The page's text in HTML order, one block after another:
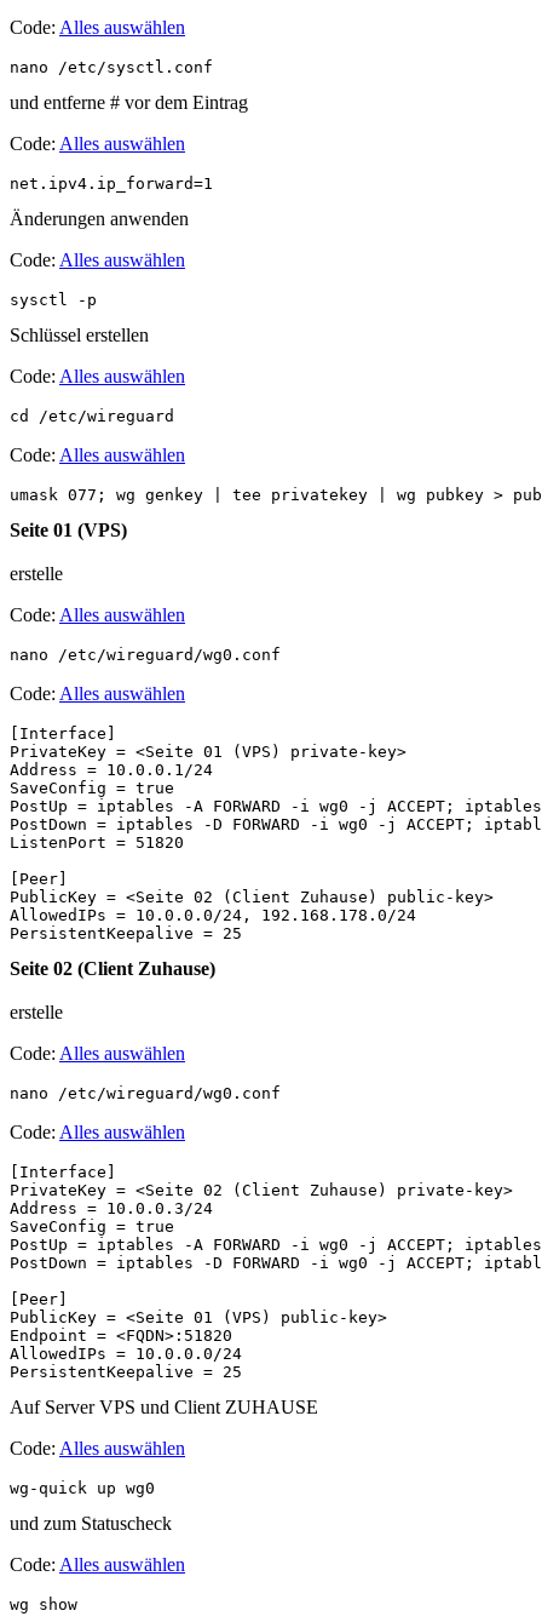
Code: Alles auswählen
nano /etc/sysctl.conf
und entferne # vor dem Eintrag
Code: Alles auswählen
net.ipv4.ip_forward=1
Änderungen anwenden
Code: Alles auswählen
sysctl -p
Schlüssel erstellen
Code: Alles auswählen
cd /etc/wireguard
Code: Alles auswählen
umask 077; wg genkey | tee privatekey | wg pubkey >
Seite 01 (VPS)
erstelle
Code: Alles auswählen
nano /etc/wireguard/wg0.conf
Code: Alles auswählen
[Interface]
PrivateKey = <Seite 01 (VPS) private-key>
Address = 10.0.0.1/24
SaveConfig = true
PostUp = iptables -A FORWARD -i wg0 -j ACCEPT; iptables
PostDown = iptables -D FORWARD -i wg0 -j ACCEPT;
ListenPort = 51820
[Peer]
PublicKey = <Seite 02 (Client Zuhause) public-key>
AllowedIPs = 10.0.0.0/24, 192.168.178.0/24
PersistentKeepalive = 25
Seite 02 (Client Zuhause)
erstelle
Code: Alles auswählen
nano /etc/wireguard/wg0.conf
Code: Alles auswählen
[Interface]
PrivateKey = <Seite 02 (Client Zuhause) private-key>
Address = 10.0.0.3/24
SaveConfig = true
PostUp = iptables -A FORWARD -i wg0 -j ACCEPT; iptables
PostDown = iptables -D FORWARD -i wg0 -j ACCEPT;
[Peer]
PublicKey = <Seite 01 (VPS) public-key>
Endpoint = <FQDN>:51820
AllowedIPs = 10.0.0.0/24
PersistentKeepalive = 25
Auf Server VPS und Client ZUHAUSE
Code: Alles auswählen
wg-quick up wg0
und zum Statuscheck
Code: Alles auswählen
wg show